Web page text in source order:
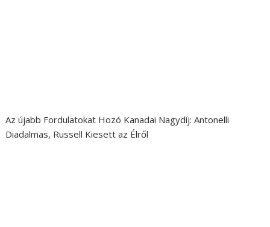
Az újabb Fordulatokat Hozó Kanadai Nagydíj: Antonelli
Diadalmas, Russell Kiesett az Élről